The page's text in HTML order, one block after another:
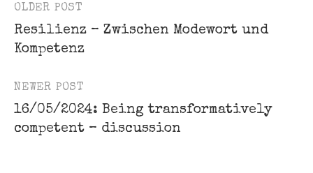
Post
navigation
OLDER POST
Resilienz – Zwischen Modewort und
Kompetenz
NEWER POST
16/05/2024: Being transformatively
competent – discussion